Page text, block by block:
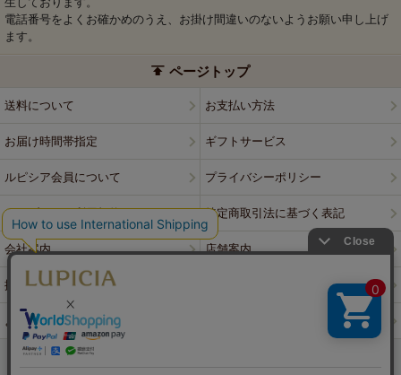
電話番号をよくお確かめのうえ、お掛け間違いのないようお願い申し上げ
ます。
ページトップ
送料について お支払い方法
お届け時間帯指定 ギフトサービス
ルピシア会員について プライバシーポリシー
ウェブサイト利用規約 特定商取引法に基づく表記
会社案内 店舗案内
採用情報
よくある質問